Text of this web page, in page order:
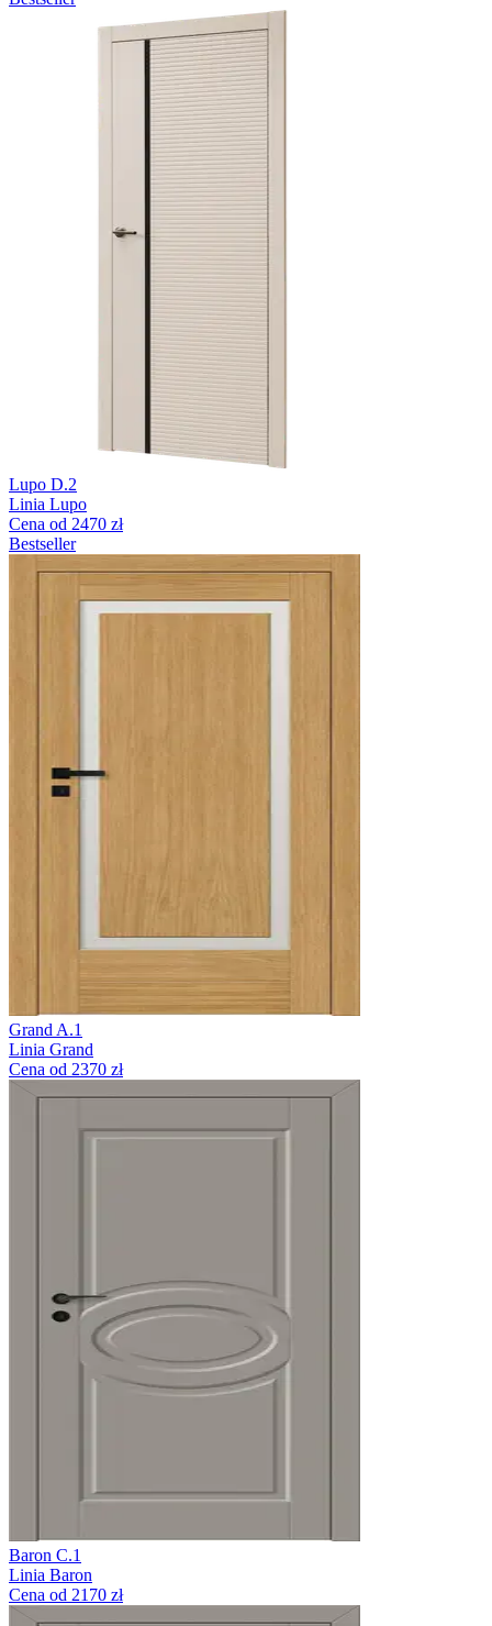
Lupo D.2
Linia Lupo
Cena od 2470 zł
Bestseller
Grand A.1
Linia Grand
Cena od 2370 zł
Baron C.1
Linia Baron
Cena od 2170 zł